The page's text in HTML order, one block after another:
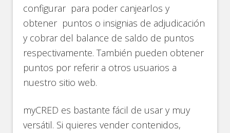
configurar para poder canjearlos y
obtener puntos o insignias de adjudicación
y cobrar del balance de saldo de puntos
respectivamente. También pueden obtener
puntos por referir a otros usuarios a
nuestro sitio web.
myCRED es bastante fácil de usar y muy
versátil. Si quieres vender contenidos,